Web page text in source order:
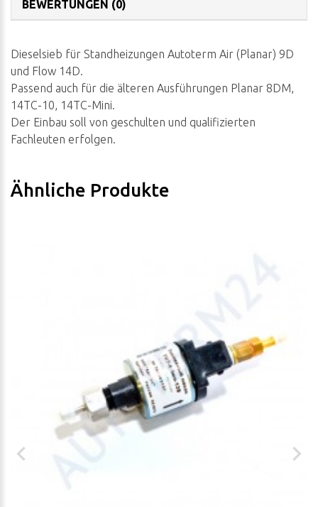
BEWERTUNGEN (0)
Dieselsieb für Standheizungen Autoterm Air (Planar) 9D
und Flow 14D.
Passend auch für die älteren Ausführungen Planar 8DM,
14TC-10, 14TC-Mini.
Der Einbau soll von geschulten und qualifizierten
Fachleuten erfolgen.
Ähnliche Produkte